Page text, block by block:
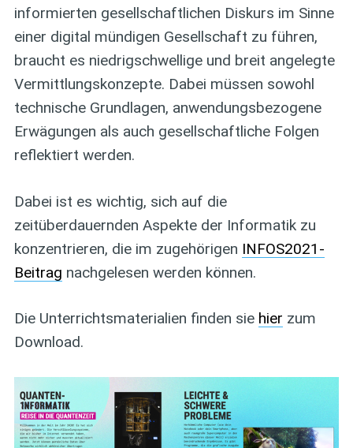
informierten gesellschaftlichen Diskurs im Sinne
einer digital mündigen Gesellschaft zu führen,
braucht es niedrigschwellige und breit angelegte
Vermittlungskonzepte. Dabei müssen sowohl
technische Grundlagen, anwendungsbezogene
Erwägungen als auch gesellschaftliche Folgen
reflektiert werden.
Dabei ist es wichtig, sich auf die
zeitüberdauernden Aspekte der Informatik zu
konzentrieren, die im zugehörigen INFOS2021-
Beitrag nachgelesen werden können.
Die Unterrichtsmaterialien finden sie hier zum
Download.